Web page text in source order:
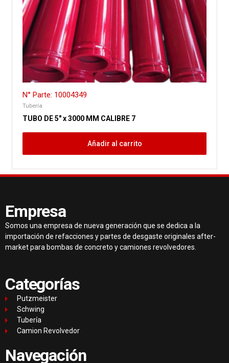
N° Parte: 10004349
Tubería
TUBO DE 5″ x 3000 MM CALIBRE 7
Añadir al carrito
Empresa
Somos una empresa de nueva generación que se dedica a la
importación de refacciones y partes de desgaste originales after-
market para bombas de concreto y camiones revolvedores.
Categorías
Putzmeister
Schwing
Tubería
Camion Revolvedor
Navegación